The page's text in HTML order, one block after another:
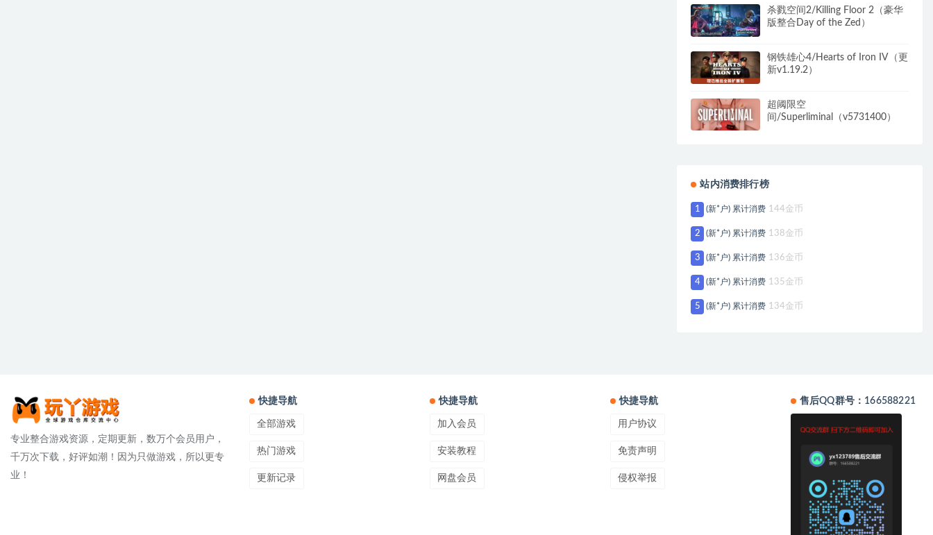
杀戮空间2/Killing Floor 2（豪华
版整合Day of the Zed）
钢铁雄心4/Hearts of Iron IV（更
新v1.19.2）
超阈限空
间/Superliminal（v5731400）
站内消费排行榜
1 (新*户) 累计消费 144金币
2 (新*户) 累计消费 138金币
3 (新*户) 累计消费 136金币
4 (新*户) 累计消费 135金币
5 (新*户) 累计消费 134金币
专业整合游戏资源，定期更新，数万个会员用户，
千万次下载，好评如潮！因为只做游戏，所以更专
业！
快捷导航
全部游戏
热门游戏
更新记录
快捷导航
加入会员
安装教程
网盘会员
快捷导航
用户协议
免责声明
侵权举报
售后QQ群号：166588221